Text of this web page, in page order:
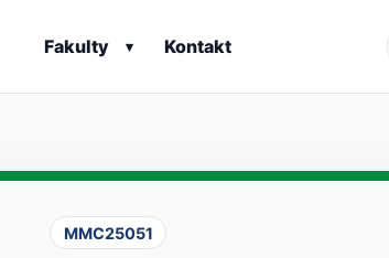
Fakulty ▾ Kontakt
MMC25051